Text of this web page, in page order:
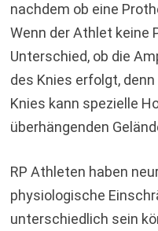
nachdem ob eine
Wenn der Athlet keine
Unterschied, ob die
des Knies erfolgt,
Knies kann spezielle
überhängenden
RP Athleten haben
physiologische
unterschiedlich sein